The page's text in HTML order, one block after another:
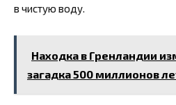
в чистую воду.
Находка в Гренландии
загадка 500 миллионов